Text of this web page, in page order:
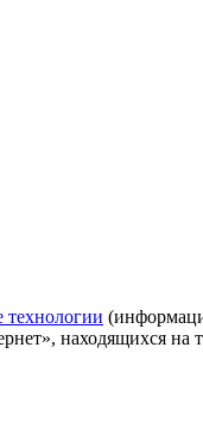
технологии
находящихся